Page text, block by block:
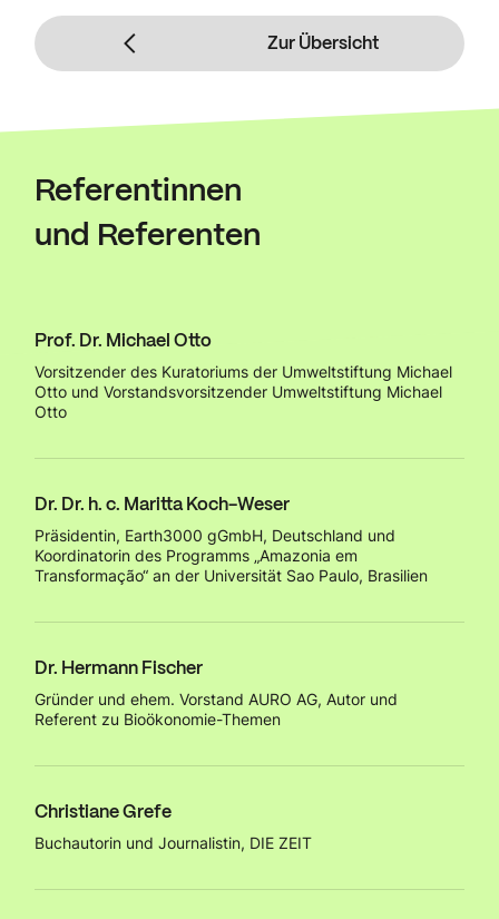
Zur Übersicht
Referentinnen
und Referenten
Prof. Dr. Michael Otto
Vorsitzender des Kuratoriums der Umweltstiftung Michael
Otto und Vorstandsvorsitzender Umweltstiftung Michael
Otto
Dr. Dr. h. c. Maritta Koch-Weser
Präsidentin, Earth3000 gGmbH, Deutschland und
Koordinatorin des Programms „Amazonia em
Transformação“ an der Universität Sao Paulo, Brasilien
Dr. Hermann Fischer
Gründer und ehem. Vorstand AURO AG, Autor und
Referent zu Bioökonomie-Themen
Christiane Grefe
Buchautorin und Journalistin, DIE ZEIT